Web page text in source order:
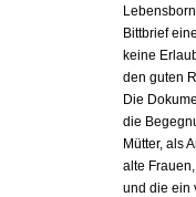
Bittbrief
keine
den guten
Die
die
Mütter, als
alte
und die ein